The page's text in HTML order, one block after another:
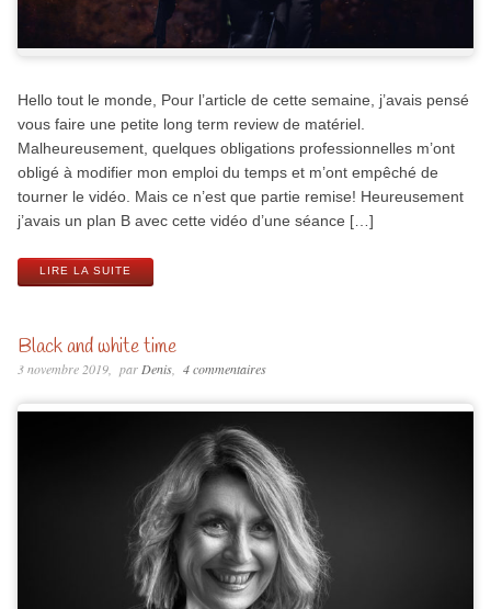
Hello tout le monde, Pour l’article de cette semaine, j’avais pensé
vous faire une petite long term review de matériel.
Malheureusement, quelques obligations professionnelles m’ont
obligé à modifier mon emploi du temps et m’ont empêché de
tourner le vidéo. Mais ce n’est que partie remise! Heureusement
j’avais un plan B avec cette vidéo d’une séance […]
LIRE LA SUITE
Black and white time
3 novembre 2019 par Denis 4 commentaires